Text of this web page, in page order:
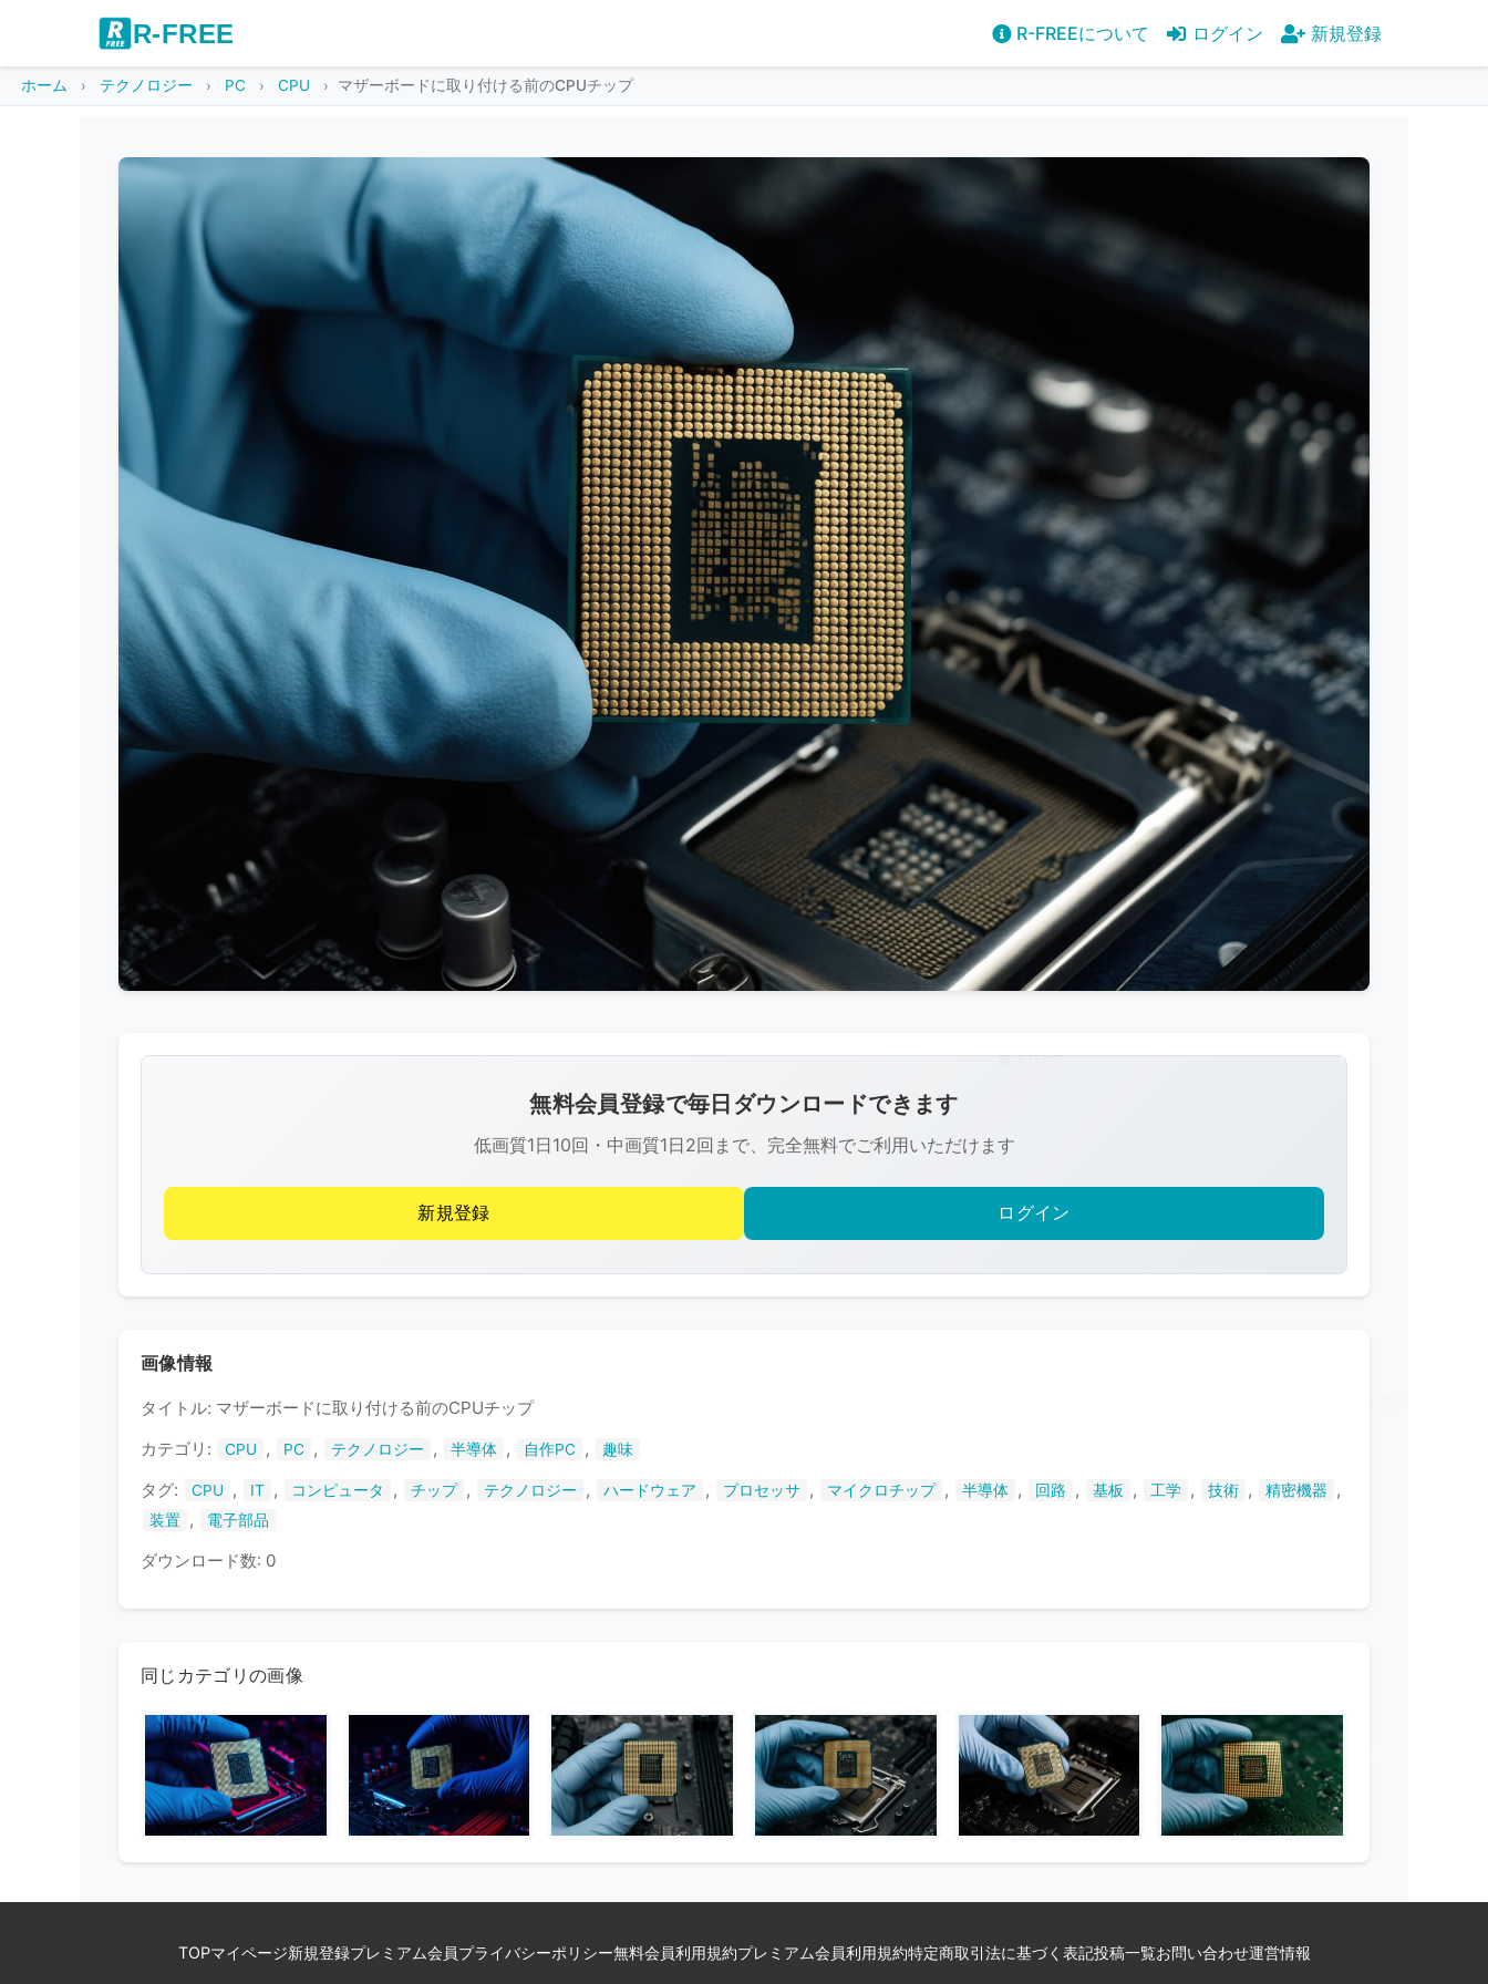
R-FREE R-FREEについて ログイン 新規登録
ホーム テクノロジー PC CPU マザーボードに取り付ける前のCPUチップ
像
R-
FREE
著
作
権
て
無料会員登録で毎日ダウンロードできます
低画質1日10回・中画質1日2回まで、完全無料でご利用いただけます
新規登録 ログイン
画像情報
タイトル: マザーボードに取り付ける前のCPUチップ
カテゴリ:
CPU , PC , テクノロジー , 半導体 , 自作PC , 趣味
タグ: CPU , IT , コンピュータ , チップ , テクノロジー , ハードウェア , プロセッサ , マイクロチップ , 半導体 , 回路 , 基板 , 工学 , 技術 , 精密機器 ,
装置 , 電子部品
ダウンロード数: 0
同じカテゴリの画像
TOPマイページ新規登録プレミアム会員プライバシーポリシー無料会員利用規約プレミアム会員利用規約特定商取引法に基づく表記投稿一覧お問い合わせ運営情報